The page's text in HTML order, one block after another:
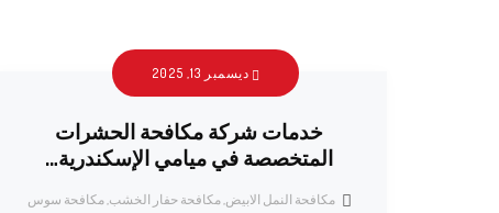
ديسمبر 13, 2025
خدمات شركة مكافحة الحشرات
المتخصصة في ميامي الإسكندرية…
مكافحة النمل الابيض,مكافحة حفار الخشب,مكافحة سوس